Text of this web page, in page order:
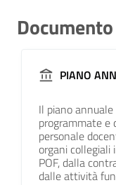
PIANO
Il piano
programmate e
personale
organi
POF, dalla
dalle attività